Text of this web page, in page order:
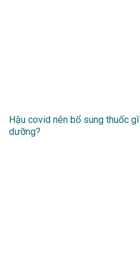
Hậu covid nên bổ sung thuốc
dưỡng?